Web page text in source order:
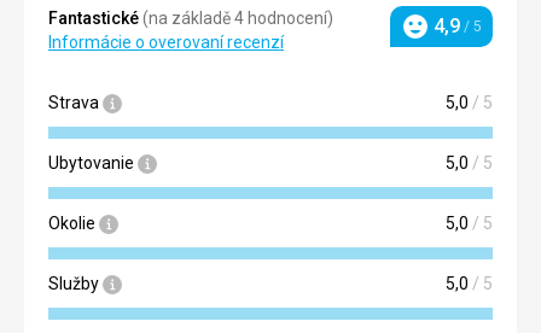
Fantastické(na základě 4 hodnocení)
Informácie o overovaní recenzí
Hodnotenie
4,9 / 5
Strava 5,0 / 5
Ubytovanie 5,0 / 5
Okolie 5,0 / 5
Služby 5,0 / 5